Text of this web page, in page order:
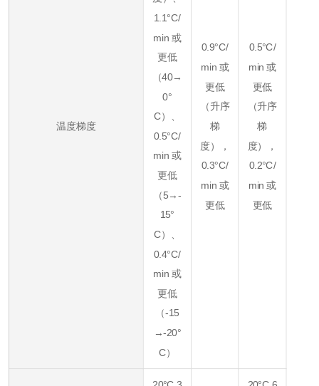
温度梯度
1.1°C/
min 或
更低
（40→
0°
C）、
0.5°C/
min 或
更低
（5→-
15°
C）、
0.4°C/
min 或
更低
（-15
→-20°
C）
0.9°C/
min 或
更低
（升序
梯
度），
0.3°C/
min 或
更低
0.5°C/
min 或
更低
（升序
梯
度），
0.2°C/
min 或
更低